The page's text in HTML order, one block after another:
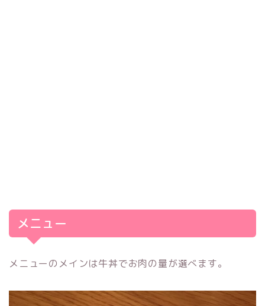
メニュー
メニューのメインは牛丼でお肉の量が選べます。